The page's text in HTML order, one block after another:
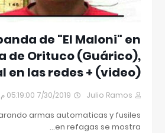
de "El Maloni" en
de Orituco (Guárico),
en las redes + (video)
Julio Ramos 7/30/2019 05:19:00 م
armas automaticas y fusiles
en refagas se mostra…